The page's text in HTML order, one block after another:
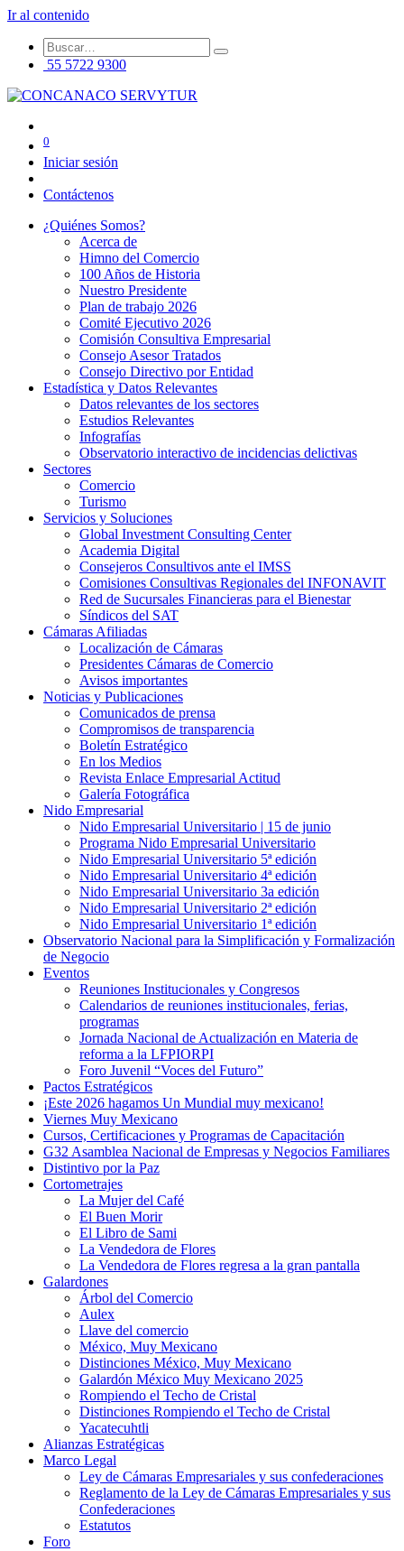
Ir al contenido
55 5722 9300
0
Iniciar sesión
Contáctenos
¿Quiénes Somos?
Acerca de
Himno del Comercio
100 Años de Historia
Nuestro Presidente
Plan de trabajo 2026
Comité Ejecutivo 2026
Comisión Consultiva Empresarial
Consejo Asesor Tratados
Consejo Directivo por Entidad
Estadística y Datos Relevantes
Datos relevantes de los sectores
Estudios Relevantes
Infografías
Observatorio interactivo de incidencias delictivas
Sectores
Comercio
Turismo
Servicios y Soluciones
Global Investment Consulting Center
Academia Digital
Consejeros Consultivos ante el IMSS
Comisiones Consultivas Regionales del INFONAVIT
Red de Sucursales Financieras para el Bienestar
Síndicos del SAT
Cámaras Afiliadas
Localización de Cámaras
Presidentes Cámaras de Comercio
Avisos importantes
Noticias y Publicaciones
Comunicados de prensa
Compromisos de transparencia
Boletín Estratégico
En los Medios
Revista Enlace Empresarial Actitud
Galería Fotográfica
Nido Empresarial
Nido Empresarial Universitario | 15 de junio
Programa Nido Empresarial Universitario
Nido Empresarial Universitario 5ª edición
Nido Empresarial Universitario 4ª edición
Nido Empresarial Universitario 3a edición
Nido Empresarial Universitario 2ª edición
Nido Empresarial Universitario 1ª edición
Observatorio Nacional para la Simplificación y Formalización
de Negocio
Eventos
Reuniones Institucionales y Congresos
Calendarios de reuniones institucionales, ferias,
programas
Jornada Nacional de Actualización en Materia de
reforma a la LFPIORPI
Foro Juvenil “Voces del Futuro”
Pactos Estratégicos
¡Este 2026 hagamos Un Mundial muy mexicano!
Viernes Muy Mexicano
Cursos, Certificaciones y Programas de Capacitación
G32 Asamblea Nacional de Empresas y Negocios Familiares
Distintivo por la Paz
Cortometrajes
La Mujer del Café
El Buen Morir
El Libro de Sami
La Vendedora de Flores
La Vendedora de Flores regresa a la gran pantalla
Galardones
Árbol del Comercio
Aulex
Llave del comercio
México, Muy Mexicano
Distinciones México, Muy Mexicano
Galardón México Muy Mexicano 2025
Rompiendo el Techo de Cristal
Distinciones Rompiendo el Techo de Cristal
Yacatecuhtli
Alianzas Estratégicas
Marco Legal
Ley de Cámaras Empresariales y sus confederaciones
Reglamento de la Ley de Cámaras Empresariales y sus
Confederaciones
Estatutos
Foro